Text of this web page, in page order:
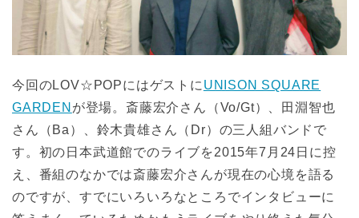
今回のLOV☆POPにはゲストに UNISON SQUARE
GARDEN が登場。斎藤宏介さん（Vo/Gt）、田淵智也
さん（Ba）、鈴木貴雄さん（Dr）の三人組バンドで
す。初の日本武道館でのライブを2015年7月24日に控
え、番組のなかでは斎藤宏介さんが現在の心境を語る
のですが、すでにいろいろなところでインタビューに